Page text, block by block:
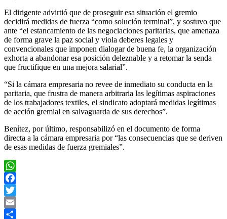
El dirigente advirtió que de proseguir esa situación el gremio
decidirá medidas de fuerza “como solución terminal”, y sostuvo que
ante “el estancamiento de las negociaciones paritarias, que amenaza
de forma grave la paz social y viola deberes legales y
convencionales que imponen dialogar de buena fe, la organización
exhorta a abandonar esa posición deleznable y a retomar la senda
que fructifique en una mejora salarial”.
“Si la cámara empresaria no revee de inmediato su conducta en la
paritaria, que frustra de manera arbitraria las legítimas aspiraciones
de los trabajadores textiles, el sindicato adoptará medidas legítimas
de acción gremial en salvaguarda de sus derechos”.
Benítez, por último, responsabilizó en el documento de forma
directa a la cámara empresaria por “las consecuencias que se deriven
de esas medidas de fuerza gremiales”.
WhatsApp
Facebook
Twitter
Email